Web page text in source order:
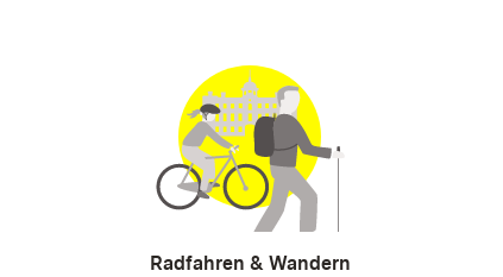
Radfahren & Wandern